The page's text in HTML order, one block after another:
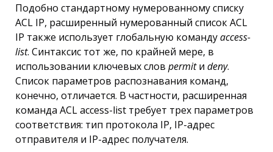
Подобно стандартному нумерованному списку
ACL IP, расширенный нумерованный список ACL
IP также использует глобальную командуaccess-
list. Синтаксис тот же, по крайней мере, в
использовании ключевых слов permitи deny.
Список параметров распознавания команд,
конечно, отличается. В частности, расширенная
команда ACL access-list требует трех параметров
соответствия: тип протокола IP, IР-адрес
отправителя и IР-адрес получателя.